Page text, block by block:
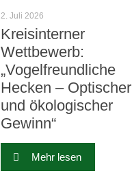
2. Juli 2026
Kreisinterner
Wettbewerb:
„Vogelfreundliche
Hecken – Optischer
und ökologischer
Gewinn“
Mehr lesen